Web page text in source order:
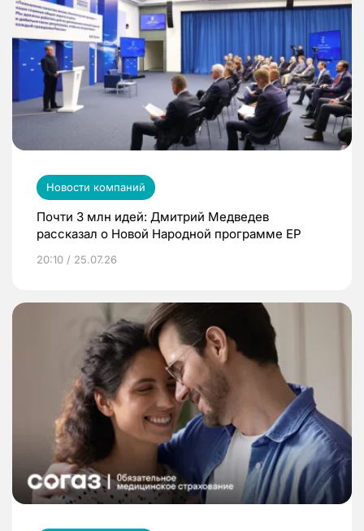
Новости компаний
Почти 3 млн идей: Дмитрий Медведев
рассказал о Новой Народной программе ЕР
20:10 / 25.07.26